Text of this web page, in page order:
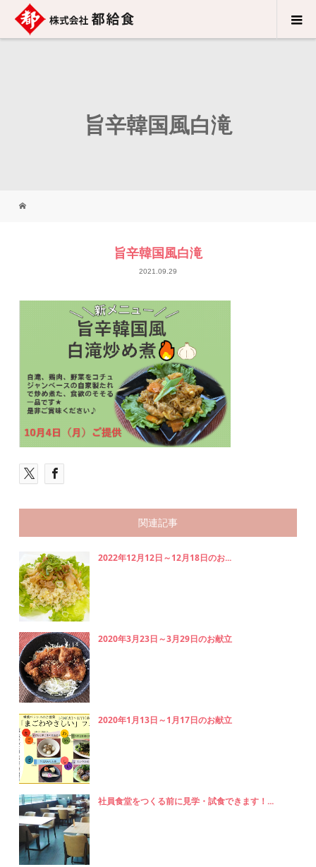
旨辛韓国風白滝
旨辛韓国風白滝
2021.09.29
関連記事
2022年12月12日～12月18日のお...
2020年3月23日～3月29日のお献立
2020年1月13日～1月17日のお献立
社員食堂をつくる前に見学・試食できます！...